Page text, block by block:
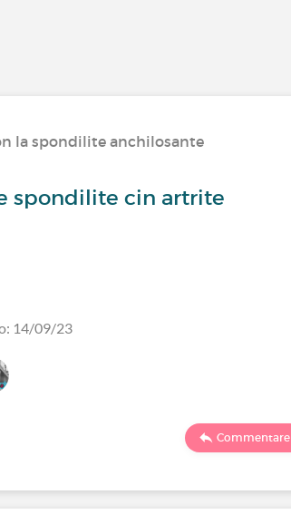
la spondilite anchilosante
spondilite cin artrite
14/09/23
Commentare